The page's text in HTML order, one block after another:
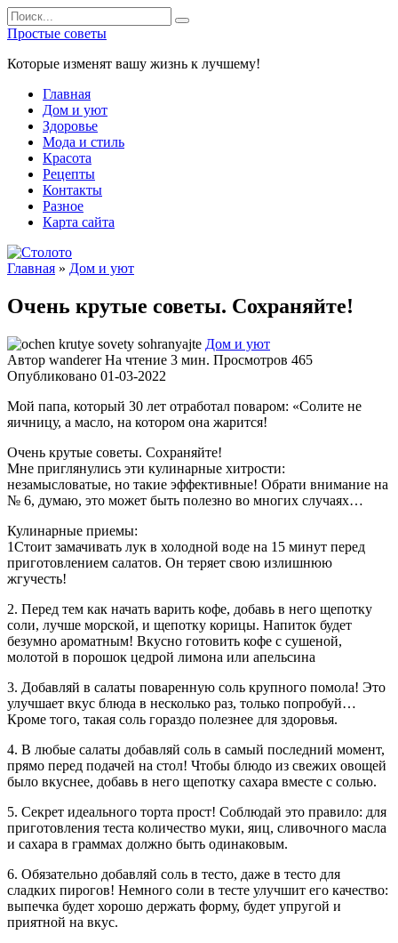
Перейти
к
содержанию
Search
for:
Простые советы
Которые изменят вашу жизнь к лучшему!
Главная
Дом и уют
Здоровье
Мода и стиль
Красота
Рецепты
Контакты
Разное
Карта сайта
Главная » Дом и уют
Очень крутые советы. Сохраняйте!
Дом и уют
Автор wanderer На чтение 3 мин. Просмотров 465
Опубликовано 01-03-2022
Мой папа, который 30 лет отработал поваром: «Солите не
яичницу, а масло, на котором она жарится!
Очень крутые советы. Сохраняйте!
Мне приглянулись эти кулинарные хитрости:
незамысловатые, но такие эффективные! Обрати внимание на
№ 6, думаю, это может быть полезно во многих случаях…
Кулинарные приемы:
1Стоит замачивать лук в холодной воде на 15 минут перед
приготовлением салатов. Он теряет свою излишнюю
жгучесть!
2. Перед тем как начать варить кофе, добавь в него щепотку
соли, лучше морской, и щепотку корицы. Напиток будет
безумно ароматным! Вкусно готовить кофе с сушеной,
молотой в порошок цедрой лимона или апельсина
3. Добавляй в салаты поваренную соль крупного помола! Это
улучшает вкус блюда в несколько раз, только попробуй…
Кроме того, такая соль гораздо полезнее для здоровья.
4. В любые салаты добавляй соль в самый последний момент,
прямо перед подачей на стол! Чтобы блюдо из свежих овощей
было вкуснее, добавь в него щепотку сахара вместе с солью.
5. Секрет идеального торта прост! Соблюдай это правило: для
приготовления теста количество муки, яиц, сливочного масла
и сахара в граммах должно быть одинаковым.
6. Обязательно добавляй соль в тесто, даже в тесто для
сладких пирогов! Немного соли в тесте улучшит его качество:
выпечка будет хорошо держать форму, будет упругой и
приятной на вкус.